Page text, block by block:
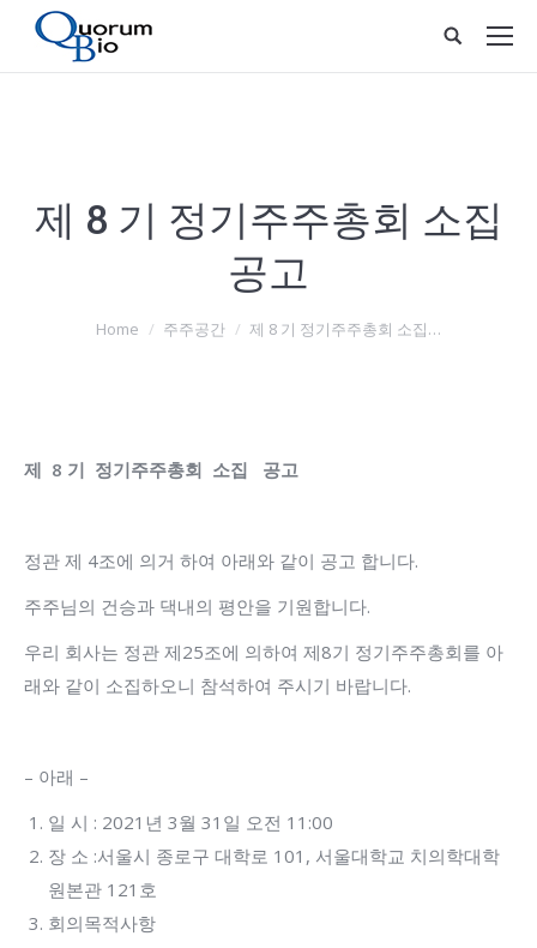
제 8 기 정기주주총회 소집
공고
You are here:
Home 주주공간 제 8 기 정기주주총회 소집…
제 8 기 정기주주총회 소집 공고
정관 제 4조에 의거 하여 아래와 같이 공고 합니다.
주주님의 건승과 댁내의 평안을 기원합니다.
우리 회사는 정관 제25조에 의하여 제8기 정기주주총회를 아
래와 같이 소집하오니 참석하여 주시기 바랍니다.
– 아래 –
일 시 : 2021년 3월 31일 오전 11:00
장 소 :서울시 종로구 대학로 101, 서울대학교 치의학대학
원본관 121호
회의목적사항